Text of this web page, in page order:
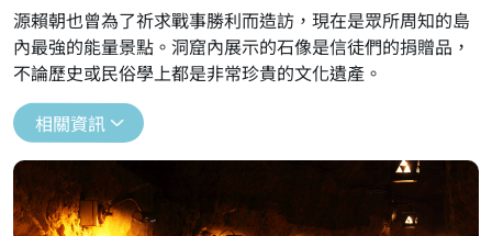
源賴朝也曾為了祈求戰事勝利而造訪，現在是眾所周知的島
內最強的能量景點。洞窟內展示的石像是信徒們的捐贈品，
不論歷史或民俗學上都是非常珍貴的文化遺產。
相關資訊